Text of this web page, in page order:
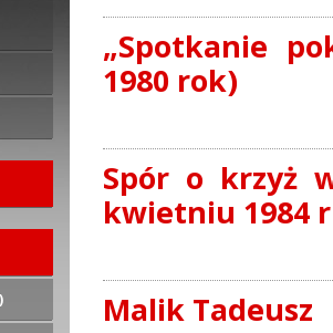
„Spotkanie
1980 rok)
Spór o krzyż
kwietniu 1984
Malik Tadeusz